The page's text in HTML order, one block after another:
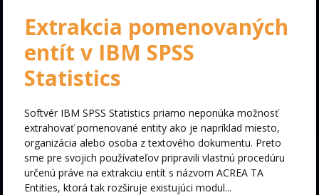
Extrakcia pomenovaných
entít v IBM SPSS
Statistics
Softvér IBM SPSS Statistics priamo neponúka možnosť
extrahovať pomenované entity ako je napríklad miesto,
organizácia alebo osoba z textového dokumentu. Preto
sme pre svojich používateľov pripravili vlastnú procedúru
určenú práve na extrakciu entít s názvom ACREA TA
Entities, ktorá tak rozširuje existujúci modul...